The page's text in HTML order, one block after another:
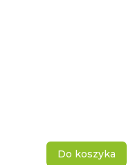
Do koszyka